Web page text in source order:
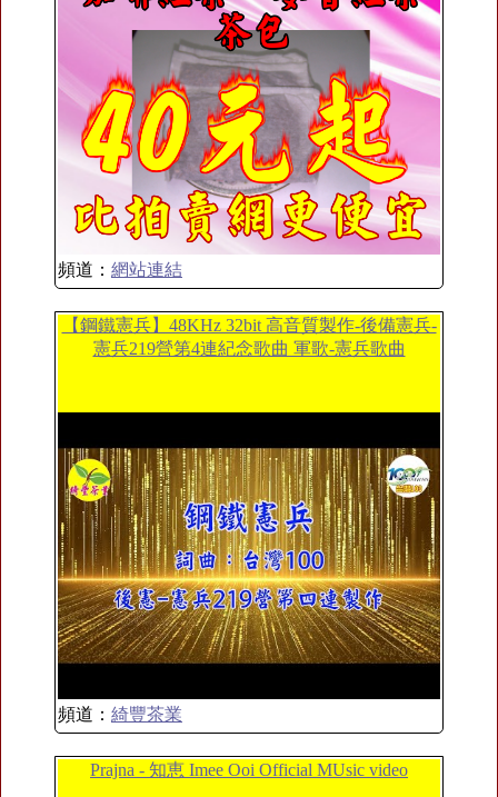
頻道： 網站連結
【鋼鐵憲兵】48KHz 32bit 高音質製作-後備憲兵-
憲兵219營第4連紀念歌曲 軍歌-憲兵歌曲
頻道： 綺豐茶業
Prajna - 知恵 Imee Ooi Official MUsic video